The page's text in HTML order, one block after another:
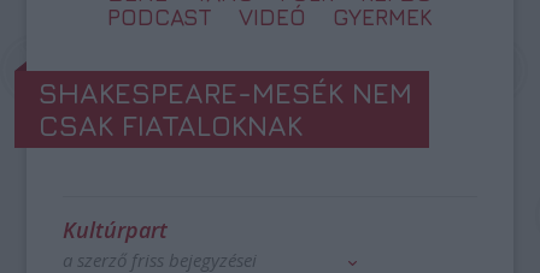
PODCAST
VIDEÓ GYERMEK
SHAKESPEARE-MESÉK NEM
CSAK FIATALOKNAK
Kultúrpart
a szerző friss bejegyzései